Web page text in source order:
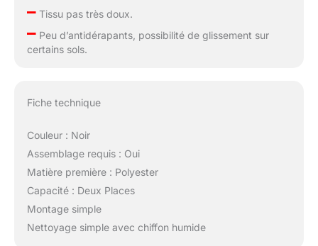
–Tissu pas très doux.
–Peu d’antidérapants, possibilité de glissement sur
certains sols.
Fiche technique
Couleur : Noir
Assemblage requis : Oui
Matière première : Polyester
Capacité : Deux Places
Montage simple
Nettoyage simple avec chiffon humide